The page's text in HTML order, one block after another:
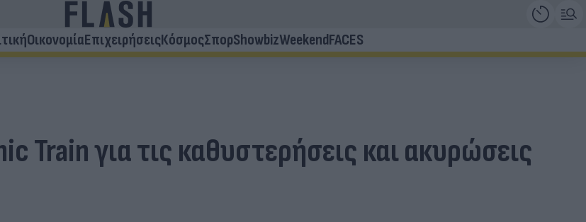
ΟικονομίαΕπιχειρήσειςΚόσμοςΣπορShowbizWeekendFACES
Train για τις καθυστερήσεις και ακυρώσεις